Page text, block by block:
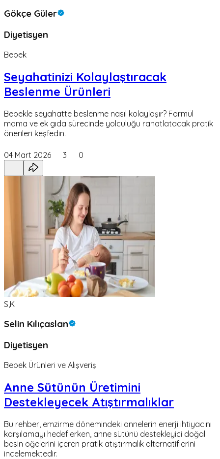
Gökçe Güler
Diyetisyen
Bebek
Seyahatinizi Kolaylaştıracak
Beslenme Ürünleri
Bebekle seyahatte beslenme nasıl kolaylaşır? Formül
mama ve ek gıda sürecinde yolculuğu rahatlatacak pratik
önerileri keşfedin.
04 Mart 2026 3 0
S,K
Selin Kılıçaslan
Diyetisyen
Bebek Ürünleri ve Alışveriş
Anne Sütünün Üretimini
Destekleyecek Atıştırmalıklar
Bu rehber, emzirme dönemindeki annelerin enerji ihtiyacını
karşılamayı hedeflerken, anne sütünü destekleyici doğal
besin öğelerini içeren pratik atıştırmalık alternatiflerini
incelemektedir.